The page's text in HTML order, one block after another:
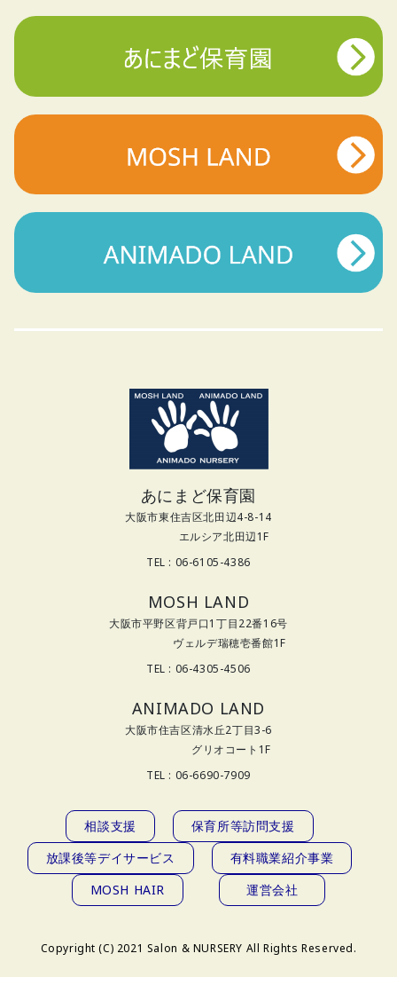
あにまど保育園
大阪市東住吉区北田辺4-8-14
エルシア北田辺1F
TEL : 06-6105-4386
MOSH LAND
大阪市平野区背戸口1丁目22番16号
ヴェルデ瑞穂壱番館1F
TEL : 06-4305-4506
ANIMADO LAND
大阪市住吉区清水丘2丁目3-6
グリオコート1F
TEL : 06-6690-7909
相談支援
保育所等訪問支援
放課後等デイサービス
有料職業紹介事業
MOSH HAIR
運営会社
Copyright (C) 2021 Salon & NURSERY All Rights Reserved.